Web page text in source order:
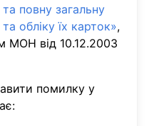
повну загальну
обліку їх карток»,
МОН від 10.12.2003
помилку у